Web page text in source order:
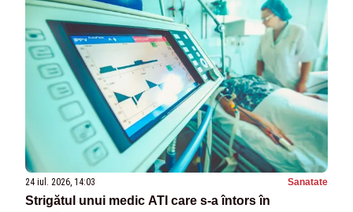
24 iul. 2026, 14:03 Sanatate
Strigătul unui medic ATI care s-a întors în